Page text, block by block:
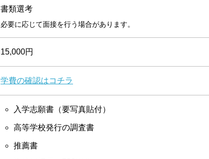
書類選考
必要に応じて面接を行う場合があります。
15,000円
学費の確認はコチラ
入学志願書（要写真貼付）
高等学校発行の調査書
推薦書